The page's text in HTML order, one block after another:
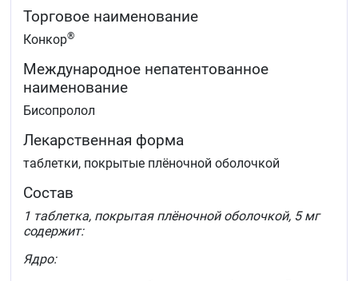
Торговое наименование
Конкор®
Международное непатентованное
наименование
Бисопролол
Лекарственная форма
таблетки, покрытые плёночной оболочкой
Состав
1 таблетка, покрытая плёночной оболочкой, 5 мг
содержит:
Ядро: